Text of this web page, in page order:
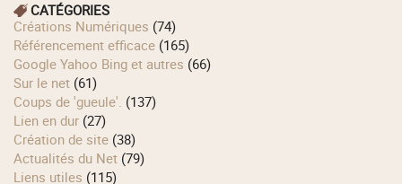
CATÉGORIES
Créations Numériques (74)
Référencement efficace (165)
Google Yahoo Bing et autres (66)
Sur le net (61)
Coups de 'gueule'. (137)
Lien en dur (27)
Création de site (38)
Actualités du Net (79)
Liens utiles (115)